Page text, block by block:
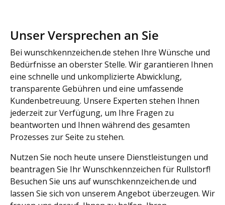
Unser Versprechen an Sie
Bei wunschkennzeichen.de stehen Ihre Wünsche und
Bedürfnisse an oberster Stelle. Wir garantieren Ihnen
eine schnelle und unkomplizierte Abwicklung,
transparente Gebühren und eine umfassende
Kundenbetreuung. Unsere Experten stehen Ihnen
jederzeit zur Verfügung, um Ihre Fragen zu
beantworten und Ihnen während des gesamten
Prozesses zur Seite zu stehen.
Nutzen Sie noch heute unsere Dienstleistungen und
beantragen Sie Ihr Wunschkennzeichen für Rullstorf!
Besuchen Sie uns auf wunschkennzeichen.de und
lassen Sie sich von unserem Angebot überzeugen. Wir